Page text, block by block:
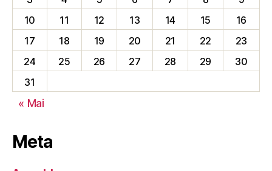
10
11 12 13 14 15
16
17
18 19 20 21 22
23
24
25 26 27 28 29
30
31
« Mai
Meta